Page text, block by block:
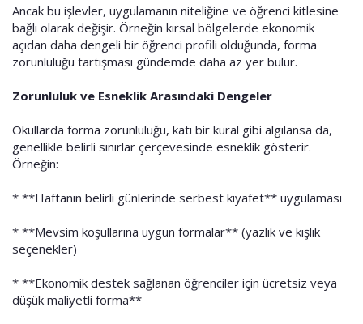
Ancak bu işlevler, uygulamanın niteliğine ve öğrenci kitlesine
bağlı olarak değişir. Örneğin kırsal bölgelerde ekonomik
açıdan daha dengeli bir öğrenci profili olduğunda, forma
zorunluluğu tartışması gündemde daha az yer bulur.
Zorunluluk ve Esneklik Arasındaki Dengeler
Okullarda forma zorunluluğu, katı bir kural gibi algılansa da,
genellikle belirli sınırlar çerçevesinde esneklik gösterir.
Örneğin:
* **Haftanın belirli günlerinde serbest kıyafet** uygulaması
* **Mevsim koşullarına uygun formalar** (yazlık ve kışlık
seçenekler)
* **Ekonomik destek sağlanan öğrenciler için ücretsiz veya
düşük maliyetli forma**